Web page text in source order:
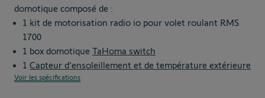
domotique composé de :
1 kit de motorisation radio io pour volet roulant RMS
1700
1 box domotique TaHoma switch
1 Capteur d’ensoleillement et de température extérieure
Voir les spécifications